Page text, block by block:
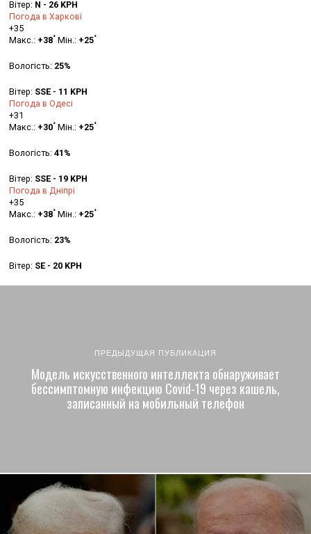
Вітер: N - 26 KPH
Погода в Харкові
+35
Макс.: +38° Мін.: +25°
Вологість: 25%
Вітер: SSE - 11 KPH
Погода в Одесі
+31
Макс.: +30° Мін.: +25°
Вологість:41%
Вітер: SSE - 19 KPH
Погода в Дніпрі
+35
Макс.: +38° Мін.: +25°
Вологість: 23%
Вітер: SE - 20 KPH
ПРЕДЫДУЩАЯ ПУБЛИКАЦИЯ
Модель искусственного интеллекта обнаруживает
бессимптомную инфекцию Covid-19 через кашель,
записанный на мобильный телефон